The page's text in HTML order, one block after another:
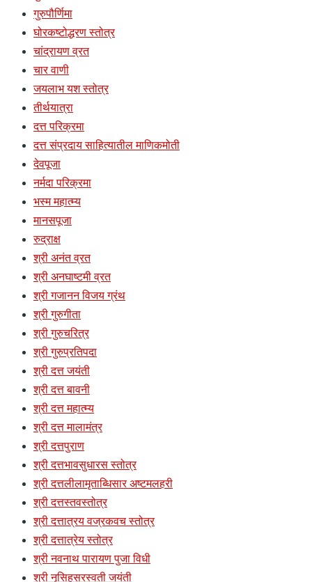
गुरुपौर्णिमा
घोरकष्टोद्धरण स्तोत्र
चांद्रायण व्रत
चार वाणी
जयलाभ यश स्तोत्र
तीर्थयात्रा
दत्त परिक्रमा
दत्त संप्रदाय साहित्यातील माणिकमोती
देवपूजा
नर्मदा परिक्रमा
भस्म महात्म्य
मानसपूजा
रुद्राक्ष
श्री अनंत व्रत
श्री अनघाष्टमी व्रत
श्री गजानन विजय ग्रंथ
श्री गुरुगीता
श्री गुरुचरित्र
श्री गुरुप्रतिपदा
श्री दत्त जयंती
श्री दत्त बावनी
श्री दत्त महात्म्य
श्री दत्त मालामंत्र
श्री दत्तपुराण
श्री दत्तभावसुधारस स्तोत्र
श्री दत्तलीलामृताब्धिसार अष्टमलहरी
श्री दत्तस्तवस्तोत्र
श्री दत्तात्रय वज्रकवच स्तोत्र
श्री दत्तात्रेय स्तोत्र
श्री नवनाथ पारायण पुजा विधी
श्री नृसिहसरस्वती जयंती